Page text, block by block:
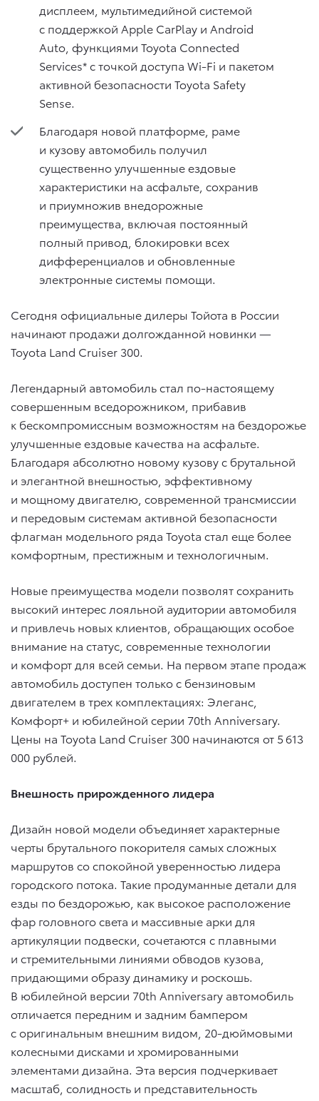
дисплеем, мультимедийной системой
с поддержкой Apple CarPlay и Android
Auto, функциями Toyota Connected
Services* с точкой доступа Wi-Fi и пакетом
активной безопасности Toyota Safety
Sense.
Благодаря новой платформе, раме
и кузову автомобиль получил
существенно улучшенные ездовые
характеристики на асфальте, сохранив
и приумножив внедорожные
преимущества, включая постоянный
полный привод, блокировки всех
дифференциалов и обновленные
электронные системы помощи.
Сегодня официальные дилеры Тойота в России
начинают продажи долгожданной новинки —
Toyota Land Cruiser 300.
Легендарный автомобиль стал по-настоящему
совершенным вседорожником, прибавив
к бескомпромиссным возможностям на бездорожье
улучшенные ездовые качества на асфальте.
Благодаря абсолютно новому кузову с брутальной
и элегантной внешностью, эффективному
и мощному двигателю, современной трансмиссии
и передовым системам активной безопасности
флагман модельного ряда Toyota стал еще более
комфортным, престижным и технологичным.
Новые преимущества модели позволят сохранить
высокий интерес лояльной аудитории автомобиля
и привлечь новых клиентов, обращающих особое
внимание на статус, современные технологии
и комфорт для всей семьи. На первом этапе продаж
автомобиль доступен только с бензиновым
двигателем в трех комплектациях: Элеганс,
Комфорт+ и юбилейной серии 70th Anniversary.
Цены на Toyota Land Cruiser 300 начинаются от 5 613
000 рублей.
Внешность прирожденного лидера
Дизайн новой модели объединяет характерные
черты брутального покорителя самых сложных
маршрутов со спокойной уверенностью лидера
городского потока. Такие продуманные детали для
езды по бездорожью, как высокое расположение
фар головного света и массивные арки для
артикуляции подвески, сочетаются с плавными
и стремительными линиями обводов кузова,
придающими образу динамику и роскошь.
В юбилейной версии 70th Anniversary автомобиль
отличается передним и задним бампером
с оригинальным внешним видом, 20-дюймовыми
колесными дисками и хромированными
элементами дизайна. Эта версия подчеркивает
масштаб, солидность и представительность